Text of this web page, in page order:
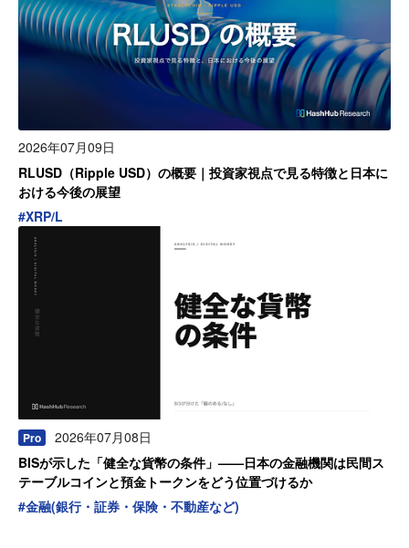
2026年07月09日
RLUSD（Ripple USD）の概要｜投資家視点で見る特徴と日本に
おける今後の展望
#XRP/L
Pro
2026年07月08日
BISが示した「健全な貨幣の条件」——日本の金融機関は民間ス
テーブルコインと預金トークンをどう位置づけるか
#金融(銀行・証券・保険・不動産など)